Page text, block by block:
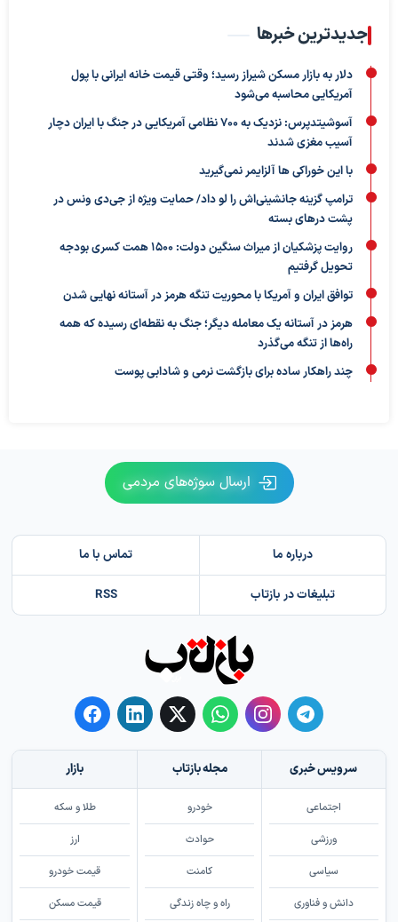
جدیدترین خبرها
دلار به بازار مسکن شیراز رسید؛ وقتی قیمت خانه ایرانی با پول
آمریکایی محاسبه می‌شود
آسوشیتدپرس: نزدیک به ۷۰۰ نظامی آمریکایی در جنگ با ایران دچار
آسیب مغزی شدند
با این خوراکی ها آلزایمر نمی‌گیرید
ترامپ گزینه جانشینی‌اش را لو داد/ حمایت ویژه از جی‌دی ونس در
پشت درهای بسته
روایت پزشکیان از میراث سنگین دولت: ۱۵۰۰ همت کسری بودجه
تحویل گرفتیم
توافق ایران و آمریکا با محوریت تنگه هرمز در آستانه نهایی شدن
هرمز در آستانه یک معامله دیگر؛ جنگ به نقطه‌ای رسیده که همه
راه‌ها از تنگه می‌گذرد
چند راهکار ساده برای بازگشت نرمی و شادابی پوست
ارسال سوژه‌های مردمی
درباره ما تماس با ما
تبلیغات در بازتاب RSS
سرویس خبری
اجتماعی
ورزشی
سیاسی
دانش و فناوری
مجله بازتاب
خودرو
حوادث
کامنت
راه و چاه زندگی
بازار
طلا و سکه
ارز
قیمت خودرو
قیمت مسکن